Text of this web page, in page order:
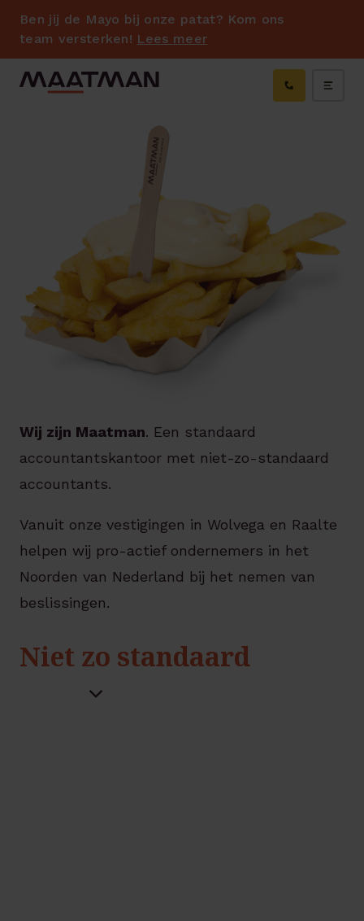
Ben jij de Mayo bij onze patat? Kom ons
team versterken! Lees meer
Wij zijn Maatman. Een standaard
accountantskantoor met niet-zo-standaard
accountants.
Vanuit onze vestigingen in Wolvega en Raalte
helpen wij pro-actief ondernemers in het
Noorden van Nederland bij het nemen van
beslissingen.
Niet zo standaard